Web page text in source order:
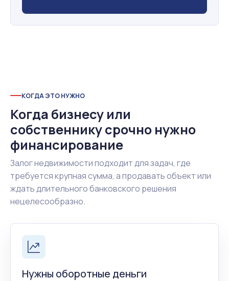
КОГДА ЭТО НУЖНО
Когда бизнесу или
собственнику срочно нужно
финансирование
Залог недвижимости подходит для задач, где
требуется крупная сумма, а продавать объект или
ждать длительного банковского решения
нецелесообразно.
Нужны оборотные деньги